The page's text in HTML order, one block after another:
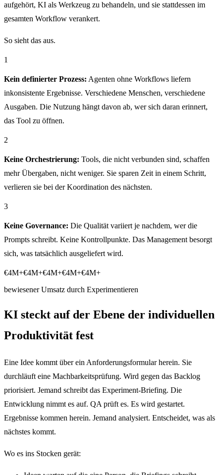
aufgehört, KI als Werkzeug zu behandeln, und sie stattdessen im
gesamten Workflow verankert.
So sieht das aus.
1
Kein definierter Prozess: Agenten ohne Workflows liefern
inkonsistente Ergebnisse. Verschiedene Menschen, verschiedene
Ausgaben. Die Nutzung hängt davon ab, wer sich daran erinnert,
das Tool zu öffnen.
2
Keine Orchestrierung: Tools, die nicht verbunden sind, schaffen
mehr Übergaben, nicht weniger. Sie sparen Zeit in einem Schritt,
verlieren sie bei der Koordination des nächsten.
3
Keine Governance: Die Qualität variiert je nachdem, wer die
Prompts schreibt. Keine Kontrollpunkte. Das Management besorgt
sich, was tatsächlich ausgeliefert wird.
€4M+€4M+€4M+€4M+€4M+
bewiesener Umsatz durch Experimentieren
KI steckt auf der Ebene der individuellen
Produktivität fest
Eine Idee kommt über ein Anforderungsformular herein. Sie
durchläuft eine Machbarkeitsprüfung. Wird gegen das Backlog
priorisiert. Jemand schreibt das Experiment-Briefing. Die
Entwicklung nimmt es auf. QA prüft es. Es wird gestartet.
Ergebnisse kommen herein. Jemand analysiert. Entscheidet, was als
nächstes kommt.
Wo es ins Stocken gerät: